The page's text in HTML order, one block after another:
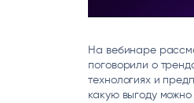
На вебинаре
поговорили о
технологиях и
какую выгоду можно